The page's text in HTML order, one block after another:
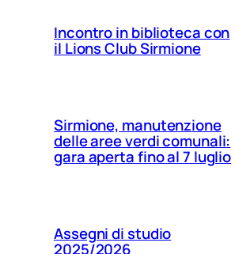
Incontro in biblioteca con
il Lions Club Sirmione
Sirmione, manutenzione
delle aree verdi comunali:
gara aperta fino al 7 luglio
Assegni di studio
2025/2026